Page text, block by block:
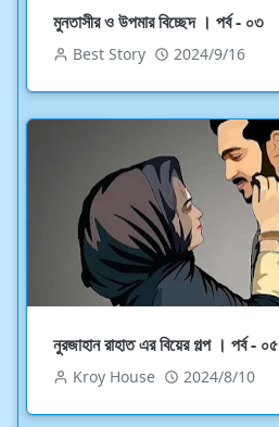
মুনতাসীর ও উপমার বিচ্ছেদ । পর্ব - ০৩
Best Story 2024/9/16
নুরজাহান রাহাত এর বিয়ের গল্প । পর্ব - ০৫
Kroy House 2024/8/10